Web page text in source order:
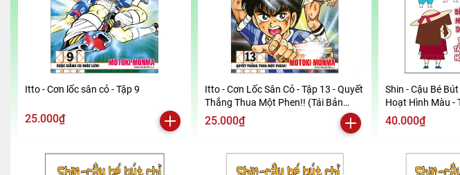
Itto - Cơn lốc sân cỏ - Tập 9
25.000₫
Itto - Cơn Lốc Sân Cỏ - Tập 13 - Quyết
Thắng Thua Một Phen!! (Tái Bản
2024)
25.000₫
Shin - Cậu Bé
Hoạt Hình Màu -
2019)
40.000₫